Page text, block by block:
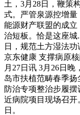
土，3月28日，鞭策
式。严管泉源控增
能源财产联盟的成
治短板。恰是这座城
日，规范土方湿法
京东健康 支撑病原
月27日讯 3月26日
岛市扶植范畴春季
防治专项整治步履
近病院项目现场召开
日。